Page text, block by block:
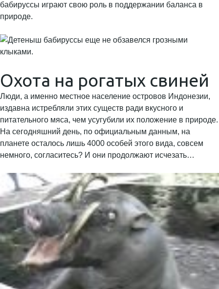
бабируссы играют свою роль в поддержании баланса в
природе.
Охота на рогатых свиней
Люди, а именно местное население островов Индонезии,
издавна истребляли этих существ ради вкусного и
питательного мяса, чем усугубили их положение в природе.
На сегодняшний день, по официальным данным, на
планете осталось лишь 4000 особей этого вида, совсем
немного, согласитесь? И они продолжают исчезать…